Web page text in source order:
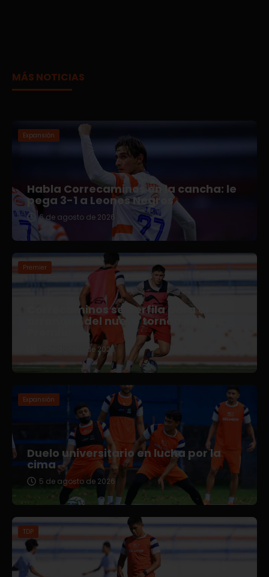
MÁS NOTICIAS
Expansión
Habla Correcaminos en la cancha: le
pega 3-1 a Leones Negros
6 de agosto de 2026
Premier
Correcaminos se perfila para el
arranque del nuevo torneo en Liga
5 de agosto de 2026
Expansión
Duelo universitario en lucha por la
cima
5 de agosto de 2026
TDP